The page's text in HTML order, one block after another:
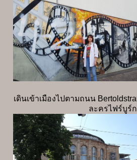
เดินเข้าเมืองไปตามถนน
ละครไฟร์บูร์ก